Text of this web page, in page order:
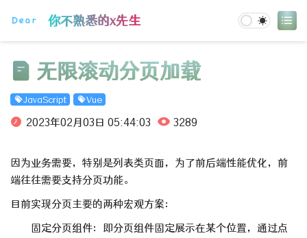
你不熟悉的x先生
登录
无限滚动分页加载
JavaScript Vue
2023年02月03日 05:44:03 3289
因为业务需要，特别是列表类页面，为了前后端性能优化，前
端往往需要支持分页功能。
目前实现分页主要的两种宏观方案：
固定分页组件：即分页组件固定展示在某个位置，通过点